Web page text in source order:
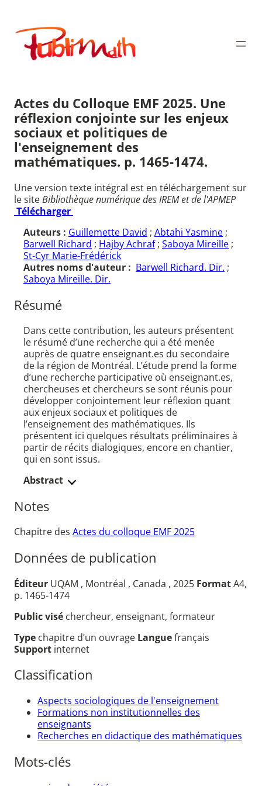
contenu
Publimath
Actes du Colloque EMF 2025. Une
réflexion conjointe sur les enjeux
sociaux et politiques de
l'enseignement des
mathématiques. p. 1465-1474.
Une version texte intégral est en téléchargement sur
le siteBibliothèque numérique des IREM et de l'APMEP
Télécharger
Auteurs : Guillemette David ; Abtahi Yasmine ;
Barwell Richard ; Hajby Achraf; Saboya Mireille ;
St-Cyr Marie-Frédérick
Autres noms d'auteur : Barwell Richard. Dir. ;
Saboya Mireille. Dir.
Résumé
Dans cette contribution, les auteurs présentent
le résumé d’une recherche qui a été menée
auprès de quatre enseignant.es du secondaire
de la région de Montréal. L’étude prend la forme
d’une recherche participative où enseignant.es,
chercheuses et chercheurs se sont réunis pour
développer conjointement leur réflexion quant
aux enjeux sociaux et politiques de
l’enseignement des mathématiques. Ils
présentent ici quelques résultats préliminaires à
partir de récits dialogiques, encore en chantier,
qui en sont issus.
Abstract
Notes
Chapitre des Actes du colloque EMF 2025
Données de publication
Éditeur UQAM , Montréal , Canada , 2025 FormatA4,
p. 1465-1474
Public visé chercheur, enseignant, formateur
Type chapitre d’un ouvrage Languefrançais
Support internet
Classification
Aspects sociologiques de l'enseignement
Formations non institutionnelles des
enseignants
Recherches en didactique des mathématiques
Mots-clés